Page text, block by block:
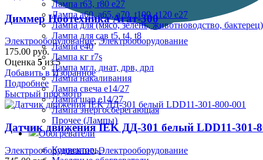
Лампа r63, r80 е27
Лампа а60, а65, а70, t100, t120 е27
Лампа для (мясо, зелень, животноводство, бактерец)
Лампа для сав t5, t4, t8
Лампа е40
Лампа кг r7s
Лампа мгл, днат, дрв, дрл
Лампа накаливания
Лампа свеча е14/27
Лампа шар е14/27
Лампа энергосберегающая
Прочее (Лампы)
Обогреватели
Конвекторы
Диммер Ноотехника Агат-300
Электрооборудование,Электрооборудование
175.00 руб.
Оценка 5из 5
Добавить в Избранное
Подробнее
Быстрый просмотр
Датчик движения IEK ДД-301 белый LDD11-301-
Электрооборудование,Электрооборудование